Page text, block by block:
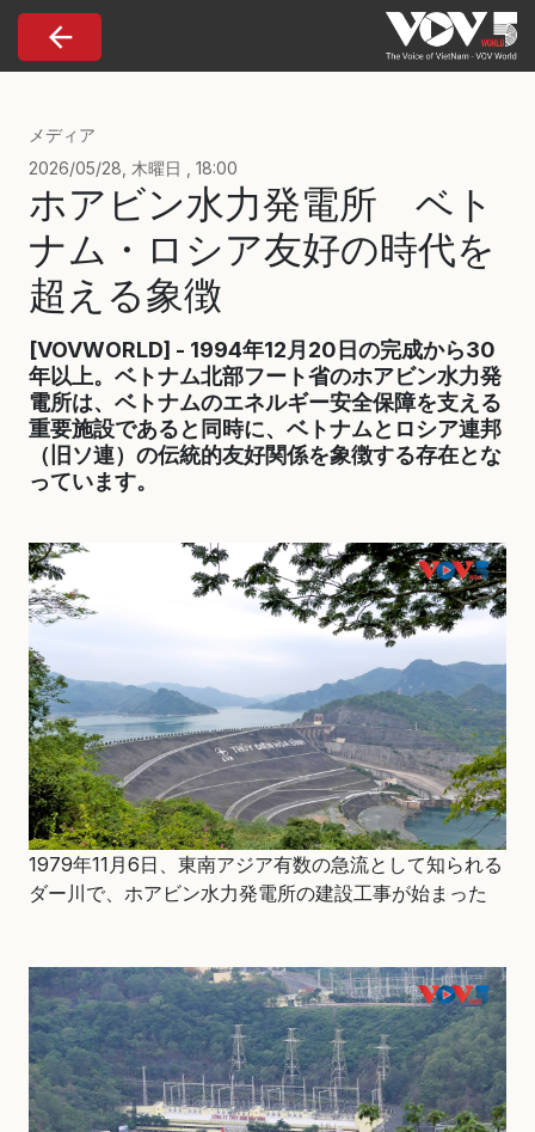
Nhảy đến nội dung
メディア
2026/05/28, 木曜日 , 18:00
ホアビン水力発電所 ベト
ナム・ロシア友好の時代を
超える象徴
[VOVWORLD] - 1994年12月20日の完成から30
年以上。ベトナム北部フート省のホアビン水力発
電所は、ベトナムのエネルギー安全保障を支える
重要施設であると同時に、ベトナムとロシア連邦
（旧ソ連）の伝統的友好関係を象徴する存在とな
っています。
1979年11月6日、東南アジア有数の急流として知られる
ダー川で、ホアビン水力発電所の建設工事が始まった